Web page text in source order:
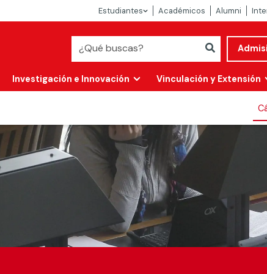
Estudiantes Académicos Alumni
Investigación e Innovación Vinculación y Extensión